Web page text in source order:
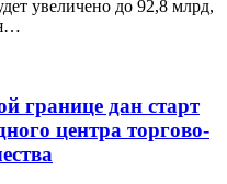
увеличено до 92,8 млрд,
границе дан старт
центра торгово-